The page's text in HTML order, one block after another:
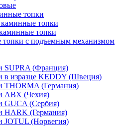
топки
топки
топки
с подъемным механизмом
SUPRA (Франция)
в изразце KEDDY (Швеция)
THORMA (Германия)
ABX (Чехия)
GUCA (Сербия)
HARK (Германия)
JOTUL (Норвегия)